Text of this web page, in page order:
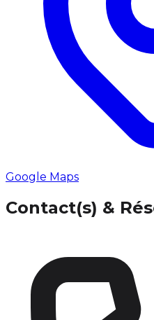
Google Maps
Contact(s) &